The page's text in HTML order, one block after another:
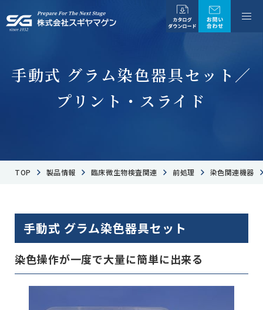
手動式 グラム染色器具セット／
プリント・スライド
TOP 製品情報 臨床微生物検査関連 前処理 染色関連機器
手動式 グラム染色器具セット
染色操作が一度で大量に簡単に出来る